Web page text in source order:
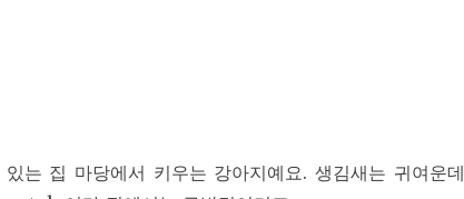
는 집 마당에서 키우는 강아지예요. 생김새는 귀여운데